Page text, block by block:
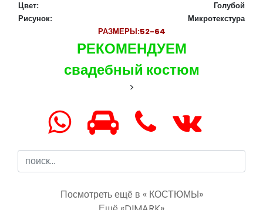
Цвет:
Голубой
Рисунок:
Микротекстура
РАЗМЕРЫ:52-64
РЕКОМЕНДУЕМ
свадебный костюм
>
Посмотреть ещё в « КОСТЮМЫ»